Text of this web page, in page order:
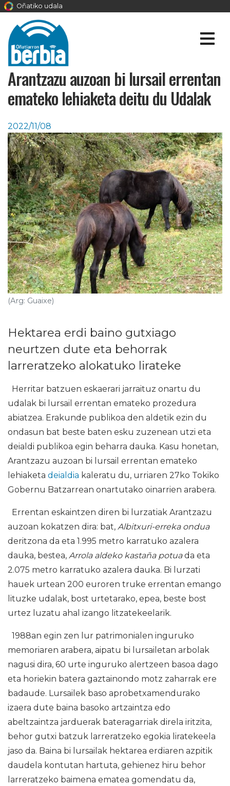
Oñatiko udala
Arantzazu auzoan bi lursail errentan
emateko lehiaketa deitu du Udalak
2022/11/08
(Arg: Guaixe)
Hektarea erdi baino gutxiago
neurtzen dute eta behorrak
larreratzeko alokatuko lirateke
Herritar batzuen eskaerari jarraituz onartu du
udalak bi lursail errentan emateko prozedura
abiatzea. Erakunde publikoa den aldetik ezin du
ondasun bat beste baten esku zuzenean utzi eta
deialdi publikoa egin beharra dauka. Kasu honetan,
Arantzazu auzoan bi lursail errentan emateko
lehiaketa deialdia kaleratu du, urriaren 27ko Tokiko
Gobernu Batzarrean onartutako oinarrien arabera.
Errentan eskaintzen diren bi lurzatiak Arantzazu
auzoan kokatzen dira: bat, Albitxuri-erreka ondua
deritzona da eta 1.995 metro karratuko azalera
dauka, bestea, Arrola aldeko kastaña potuada eta
2.075 metro karratuko azalera dauka. Bi lurzati
hauek urtean 200 euroren truke errentan emango
lituzke udalak, bost urtetarako, epea, beste bost
urtez luzatu ahal izango litzatekeelarik.
1988an egin zen lur patrimonialen inguruko
memoriaren arabera, aipatu bi lursailetan arbolak
nagusi dira, 60 urte inguruko alertzeen basoa dago
eta horiekin batera gaztainondo motz zaharrak ere
badaude. Lursailek baso aprobetxamendurako
izaera dute baina basoko artzaintza edo
abeltzaintza jarduerak bateragarriak direla iritzita,
behor gutxi batzuk larreratzeko egokia liratekeela
jaso da. Baina bi lursailak hektarea erdiaren azpitik
daudela kontutan hartuta, gehienez hiru behor
larreratzeko baimena ematea gomendatu da,